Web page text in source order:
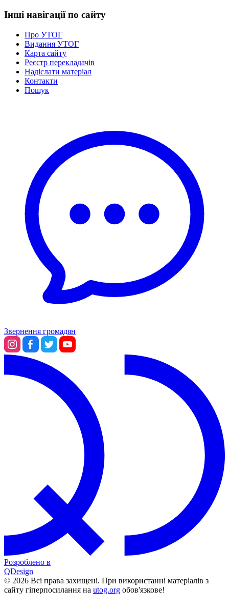
Інші навігації по сайту
Про УТОГ
Видання УТОГ
Карта сайту
Реєстр перекладачів
Надіслати матеріал
Контакти
Пошук
Звернення громадян
Розроблено в
QDesign
© 2026 Всі права захищені. При використанні матеріалів з
сайту гіперпосилання на utog.org обов'язкове!